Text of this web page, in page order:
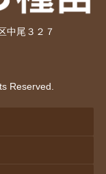
中尾３２７
Reserved.